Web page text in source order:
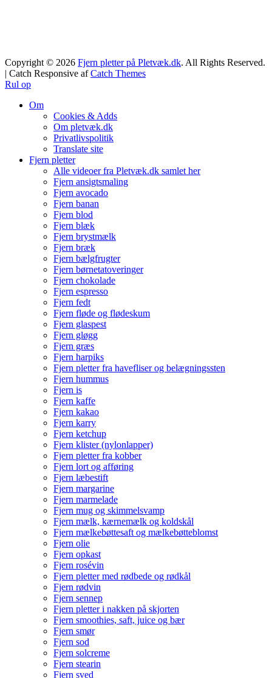
Copyright © 2026 Fjern pletter på Pletvæk.dk. All Rights Reserved.
| Catch Responsive afCatch Themes
Rul op
Om
Cookies & Adds
Om pletvæk.dk
Privatlivspolitik
Translate site
Fjern pletter
Alle videoer fra Pletvæk.dk samlet her
Fjern ansigtsmaling
Fjern avocado
Fjern banan
Fjern blod
Fjern blæk
Fjern brystmælk
Fjern bræk
Fjern bælgfrugter
Fjern børnetatoveringer
Fjern chokolade
Fjern espresso
Fjern fedt
Fjern fløde og flødeskum
Fjern glaspest
Fjern gløgg
Fjern græs
Fjern harpiks
Fjern pletter fra havefliser og belægningssten
Fjern hummus
Fjern is
Fjern kaffe
Fjern kakao
Fjern karry
Fjern ketchup
Fjern klister (nylonlapper)
Fjern pletter fra kobber
Fjern lort og afføring
Fjern læbestift
Fjern margarine
Fjern marmelade
Fjern mug og skimmelsvamp
Fjern mælk, kærnemælk og koldskål
Fjern mælkebøttesaft og mælkebøtteblomst
Fjern olie
Fjern opkast
Fjern rosévin
Fjern pletter med rødbede og rødkål
Fjern rødvin
Fjern sennep
Fjern pletter i nakken på skjorten
Fjern smoothies, saft, juice og bær
Fjern smør
Fjern sod
Fjern solcreme
Fjern stearin
Fjern sved